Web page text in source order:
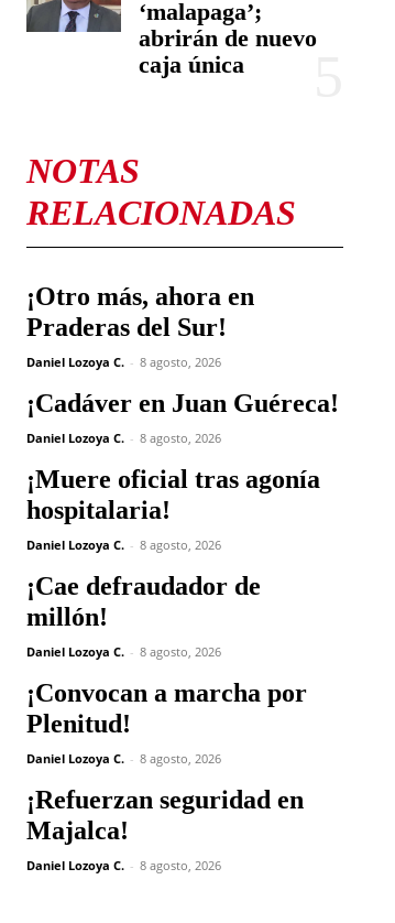
‘malapaga’;
abrirán de nuevo
caja única
NOTAS
RELACIONADAS
¡Otro más, ahora en
Praderas del Sur!
Daniel Lozoya C. - 8 agosto, 2026
¡Cadáver en Juan Guéreca!
Daniel Lozoya C. - 8 agosto, 2026
¡Muere oficial tras agonía
hospitalaria!
Daniel Lozoya C. - 8 agosto, 2026
¡Cae defraudador de
millón!
Daniel Lozoya C. - 8 agosto, 2026
¡Convocan a marcha por
Plenitud!
Daniel Lozoya C. - 8 agosto, 2026
¡Refuerzan seguridad en
Majalca!
Daniel Lozoya C. - 8 agosto, 2026